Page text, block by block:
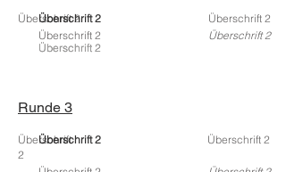
Überschrift 2
Überschrift 2
Überschrift 2
Überschrift 2
Überschrift 2
Überschrift 2
Überschrift 2
Runde 3
Überschrift 2
Überschrift
2
Überschrift 2